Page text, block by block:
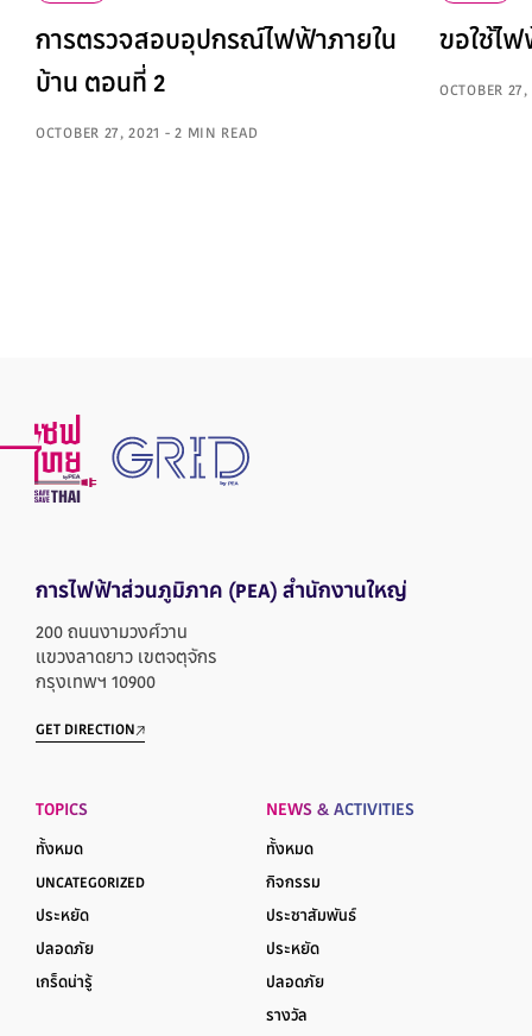
การตรวจสอบอุปกรณ์ไฟฟ้าภายใน
บ้าน ตอนที่ 2
OCTOBER 27, 2021 - 2 MIN READ
ขอใช้ไ
OCTOBER
การไฟฟ้าส่วนภูมิภาค (PEA) สำนักงานใหญ่
200 ถนนงามวงศ์วาน
แขวงลาดยาว เขตจตุจักร
กรุงเทพฯ 10900
GET DIRECTION
TOPICS
ทั้งหมด
UNCATEGORIZED
ประหยัด
ปลอดภัย
เกร็ดน่ารู้
NEWS & ACTIVITIES
ทั้งหมด
กิจกรรม
ประชาสัมพันธ์
ประหยัด
ปลอดภัย
รางวัล